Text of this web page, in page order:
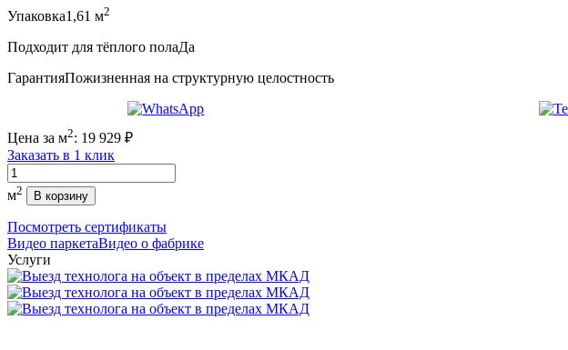
Упаковка1,61 м2
Подходит для тёплого полаДа
ГарантияПожизненная на структурную целостность
Цена за м2: 19 929 ₽
Заказать в 1 клик
Количество
м2 В корзину
Посмотреть сертификаты
Видео паркетаВидео о фабрике
Услуги